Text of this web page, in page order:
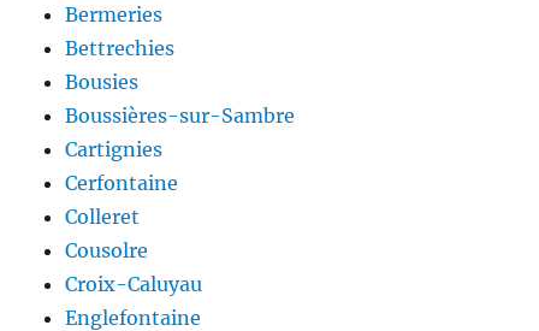
Bermeries
Bettrechies
Bousies
Boussières-sur-Sambre
Cartignies
Cerfontaine
Colleret
Cousolre
Croix-Caluyau
Englefontaine